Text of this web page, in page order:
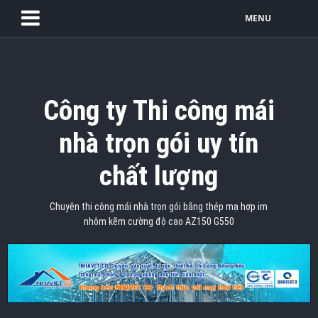
MENU
Công ty Thi công mái
nhà trọn gói uy tín
chất lượng
Chuyên thi công mái nhà trọn gói bằng thép mạ hợp im
nhôm kẽm cường độ cao AZ150 G550